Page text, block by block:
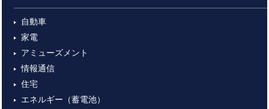
自動車
家電
アミューズメント
情報通信
住宅
エネルギー（蓄電池）